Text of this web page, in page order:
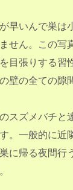
早いんで巣は
せん。この写
目張りする習
の全ての隙
スズメバチと
。一般的に近
に帰る夜間行